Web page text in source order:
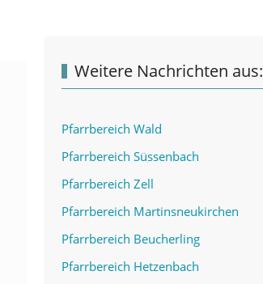
Weitere Nachrichten aus:
Pfarrbereich Wald
Pfarrbereich Süssenbach
Pfarrbereich Zell
Pfarrbereich Martinsneukirchen
Pfarrbereich Beucherling
Pfarrbereich Hetzenbach